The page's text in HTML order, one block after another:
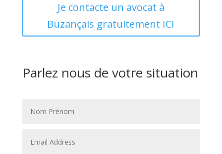
Je contacte un avocat à
Buzançais gratuitement ICI
Parlez nous de votre situation